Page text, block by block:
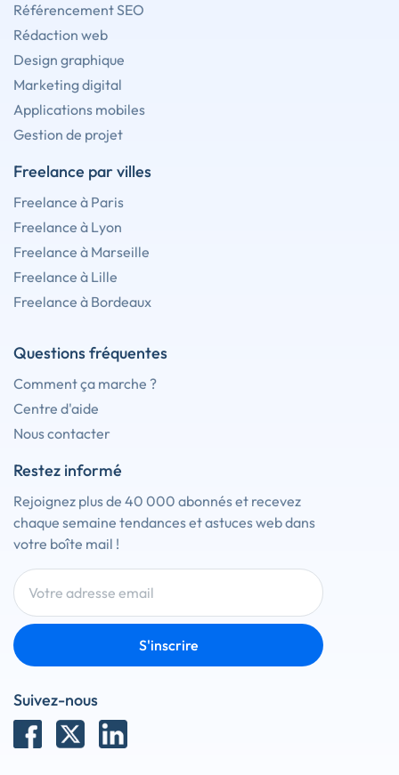
Référencement SEO
Rédaction web
Design graphique
Marketing digital
Applications mobiles
Gestion de projet
Freelance par villes
Freelance à Paris
Freelance à Lyon
Freelance à Marseille
Freelance à Lille
Freelance à Bordeaux
Questions fréquentes
Comment ça marche ?
Centre d'aide
Nous contacter
Restez informé
Rejoignez plus de 40 000 abonnés et recevez
chaque semaine tendances et astuces web dans
votre boîte mail !
S'inscrire
Suivez-nous